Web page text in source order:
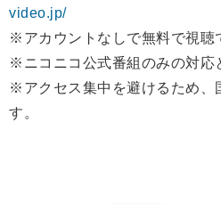
video.jp/
※アカウントなしで無料で視聴
※ニコニコ公式番組のみの対応
※アクセス集中を避けるため、
す。